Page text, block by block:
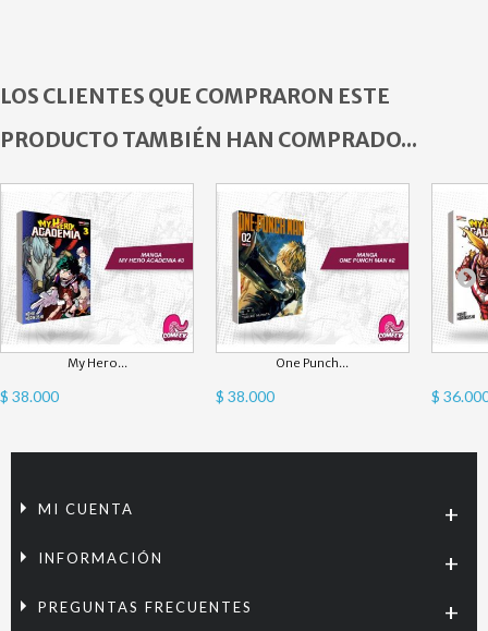
LOS CLIENTES QUE COMPRARON ESTE
PRODUCTO TAMBIÉN HAN COMPRADO...
My Hero...
$ 38.000
One Punch...
$ 38.000 $
MI CUENTA
INFORMACIÓN
PREGUNTAS FRECUENTES